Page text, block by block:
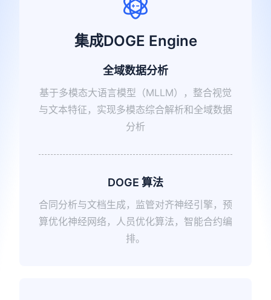
集成DOGE Engine
全域数据分析
基于多模态大语言模型（MLLM），整合视觉
与文本特征，实现多模态综合解析和全域数据
分析
DOGE 算法
合同分析与文档生成，监管对齐神经引擎，预
算优化神经网络，人员优化算法，智能合约编
排。